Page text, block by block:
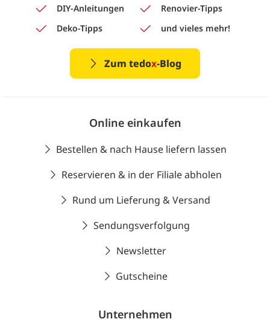
DIY-Anleitungen
Renovier-Tipps
Deko-Tipps
und vieles mehr!
Zum tedox-Blog
Online einkaufen
Bestellen & nach Hause liefern lassen
Reservieren & in der Filiale abholen
Rund um Lieferung & Versand
Sendungsverfolgung
Newsletter
Gutscheine
Unternehmen